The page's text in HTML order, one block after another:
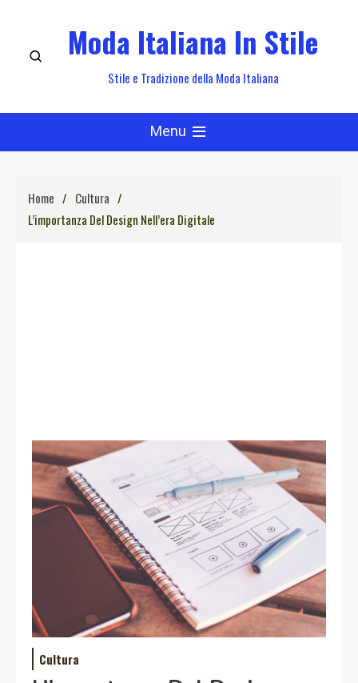
content
Moda Italiana In Stile
Stile e Tradizione della Moda Italiana
Menu
Home
Cultura
L’importanza Del Design Nell’era Digitale
Cultura